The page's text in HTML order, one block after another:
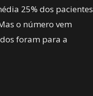
25% dos pacientes
o número vem
foram para a